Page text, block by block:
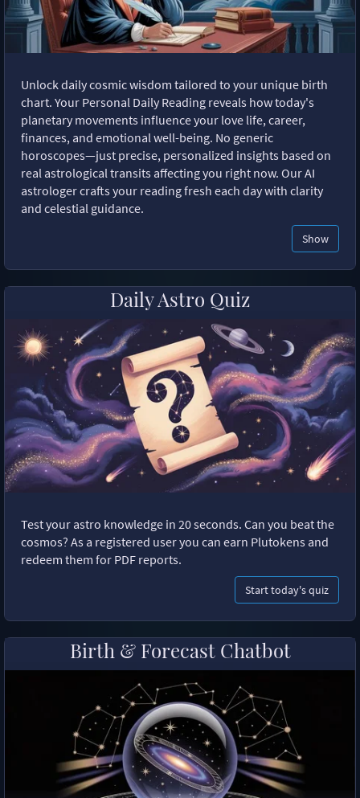
Unlock daily cosmic wisdom tailored to your unique birth
chart. Your Personal Daily Reading reveals how today's
planetary movements influence your love life, career,
finances, and emotional well-being. No generic
horoscopes—just precise, personalized insights based on
real astrological transits affecting you right now. Our AI
astrologer crafts your reading fresh each day with clarity
and celestial guidance.
Show
Daily Astro Quiz
Test your astro knowledge in 20 seconds. Can you beat the
cosmos? As a registered user you can earn Plutokens and
redeem them for PDF reports.
Start today's quiz
Birth & Forecast Chatbot